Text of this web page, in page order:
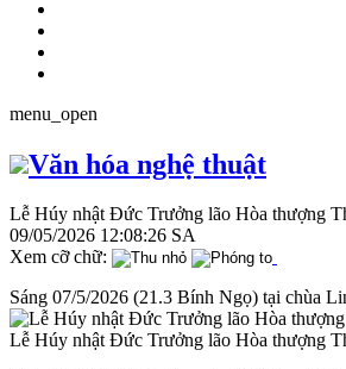
menu_open
Văn hóa nghệ thuật
Lễ Húy nhật Đức Trưởng lão Hòa thượng
09/05/2026 12:08:26 SA
Xem cỡ chữ:
Sáng 07/5/2026 (21.3 Bính Ngọ) tại chùa
Lễ Húy nhật Đức Trưởng lão Hòa thượng